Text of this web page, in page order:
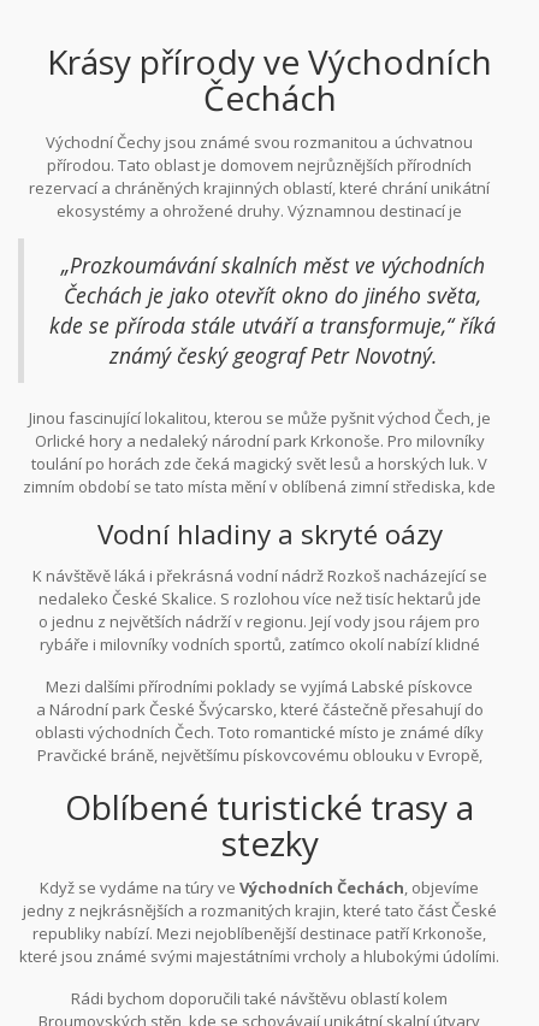
Krásy přírody ve Východních
Čechách
Východní Čechy jsou známé svou rozmanitou a úchvatnou
přírodou. Tato oblast je domovem nejrůznějších přírodních
rezervací a chráněných krajinných oblastí, které chrání unikátní
ekosystémy a ohrožené druhy. Významnou destinací je
a soutěsek, který je překrásným cílem pro horolezce i turisty. Zde
si návštěvníci mohou vychutnat adrenalin při lezení nebo
obdivovat nádherné výhledy a bájná místa mezi skalami, která
připomínají pohádkovou krajinu. Jedno z těchto míst, Malý a Velký
vodopád, je oblíbeným cílem výletníků, protože nabízí romantický
zážitek s hukotem padající vody v pozadí.
„Prozkoumávání skalních měst ve východních
Čechách je jako otevřít okno do jiného světa,
kde se příroda stále utváří a transformuje,“ říká
známý český geograf Petr Novotný.
Jinou fascinující lokalitou, kterou se může pyšnit východ Čech, je
Orlické hory a nedaleký národní park Krkonoše. Pro milovníky
toulání po horách zde čeká magický svět lesů a horských luk. V
zimním období se tato místa mění v oblíbená zimní střediska, kde
v Orlických horách a Krkonoších jsou domovem mnoha
chráněných druhů fauny a flóry. Jelení a srnčí zvěř je zde běžnou
součástí krajiny, zatímco nahoře nad stromy můžete spatřit
vzácného černého čápa, který zde hnízdí každý rok.
Vodní hladiny a skryté oázy
K návštěvě láká i překrásná vodní nádrž Rozkoš nacházející se
nedaleko České Skalice. S rozlohou více než tisíc hektarů jde
o jednu z největších nádrží v regionu. Její vody jsou rájem pro
rybáře i milovníky vodních sportů, zatímco okolí nabízí klidné
je důležitým zdrojem pitné vody, avšak současně slouží jako
překrásná rekreační zóna. V jarních a letních měsících se jeho
břehy zazelenají květinami a divokými rostlinami, vytvářejíc
ideální prostředí pro relaxaci.
Mezi dalšími přírodními poklady se vyjímá Labské pískovce
a Národní park České Švýcarsko, které částečně přesahují do
oblasti východních Čech. Toto romantické místo je známé díky
Pravčické bráně, největšímu pískovcovému oblouku v Evropě,
Tato oblast je proslulá svojí bohatou historií i krajinou, jež
poskytuje útočiště mnoha druhům ptáků a dalším živočichům.
Procházka podél Labe, obklopená majestátními skalami, zanechá
ve vás vzpomínky na klid a krásu, kterou tento kraj nabízí.
Oblíbené turistické trasy a
stezky
Když se vydáme na túry veVýchodních Čechách, objevíme
jedny z nejkrásnějších a rozmanitých krajin, které tato část České
republiky nabízí. Mezi nejoblíbenější destinace patří Krkonoše,
které jsou známé svými majestátními vrcholy a hlubokými údolími.
Česku, a užít si dechberoucí výhledy na okolní krajinu. Na své si
Rádi bychom doporučili také návštěvu oblastí kolem
Broumovských stěn, kde se schovávají unikátní skalní útvary